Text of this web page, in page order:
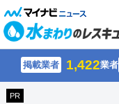
掲載業者 1,422業者
PR